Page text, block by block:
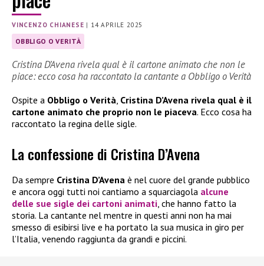
VINCENZO CHIANESE | 14 APRILE 2025
OBBLIGO O VERITÀ
Cristina D’Avena rivela qual è il cartone animato che non le
piace: ecco cosa ha raccontato la cantante a Obbligo o Verità
Ospite a Obbligo o Verità, Cristina D’Avena rivela qual è il
cartone animato che proprio non le piaceva. Ecco cosa ha
raccontato la regina delle sigle.
La confessione di Cristina D’Avena
Da sempre Cristina D’Avena è nel cuore del grande pubblico
e ancora oggi tutti noi cantiamo a squarciagola alcune
delle sue sigle dei cartoni animati , che hanno fatto la
storia. La cantante nel mentre in questi anni non ha mai
smesso di esibirsi live e ha portato la sua musica in giro per
l’Italia, venendo raggiunta da grandi e piccini.